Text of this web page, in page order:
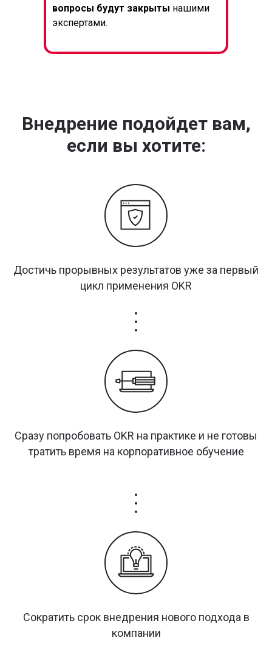
вопросы будут закрыты нашими
экспертами.
Внедрение подойдет вам,
если вы хотите:
Достичь прорывных результатов уже за первый
цикл применения OKR
Сразу попробовать OKR на практике и не готовы
тратить время на корпоративное обучение
Сократить срок внедрения нового подхода в
компании